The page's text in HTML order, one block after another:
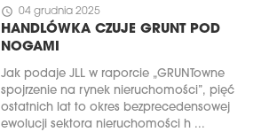
schedule 04 grudnia 2025
HANDLÓWKA CZUJE GRUNT POD
NOGAMI
Jak podaje JLL w raporcie „GRUNTowne
spojrzenie na rynek nieruchomości”, pięć
ostatnich lat to okres bezprecedensowej
ewolucji sektora nieruchomości h ...